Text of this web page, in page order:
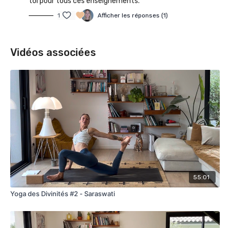
1 Afficher les réponses (1)
Vidéos associées
55:01
Yoga des Divinités #2 - Saraswati